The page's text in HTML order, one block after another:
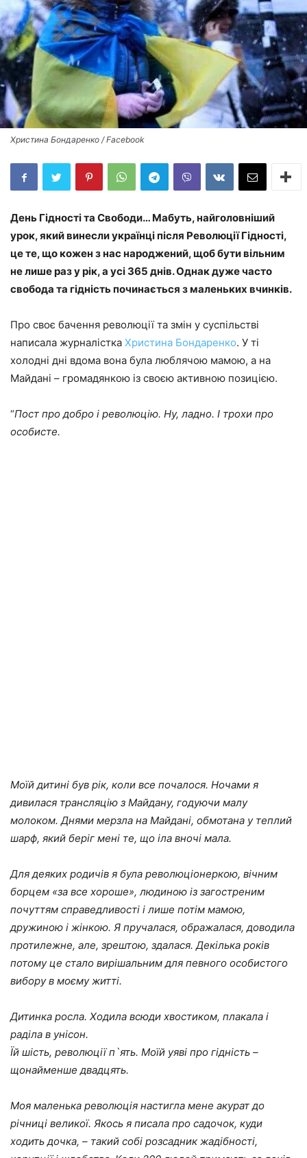
Христина Бондаренко / Facebook
День Гідності та Свободи… Мабуть, найголовніший
урок, який винесли українці після Революції Гідності,
це те, що кожен з нас народжений, щоб бути вільним
не лише раз у рік, а усі 365 днів. Однак дуже часто
свобода та гідність починається з маленьких вчинків.
Про своє бачення революції та змін у суспільстві
написала журналістка Христина Бондаренко. У ті
холодні дні вдома вона була люблячою мамою, а на
Майдані – громадянкою із своєю активною позицією.
“Пост про добро і революцію. Ну, ладно. І трохи про
особисте.
Моїй дитині був рік, коли все почалося. Ночами я
дивилася трансляцію з Майдану, годуючи малу
молоком. Днями мерзла на Майдані, обмотана у теплий
шарф, який беріг мені те, що іла вночі мала.
Для деяких родичів я була революціонеркою, вічним
борцем «за все хороше», людиною із загостреним
почуттям справедливості і лише потім мамою,
дружиною і жінкою. Я пручалася, ображалася, доводила
протилежне, але, зрештою, здалася. Декілька років
потому це стало вирішальним для певного особистого
вибору в моєму житті.
Дитинка росла. Ходила всюди хвостиком, плакала і
раділа в унісон.
Їй шість, революції п`ять. Моїй уяві про гідність –
щонайменше двадцять.
Моя маленька революція настигла мене акурат до
річниці великої. Якось я писала про садочок, куди
ходить дочка, – такий собі розсадник жадібності,